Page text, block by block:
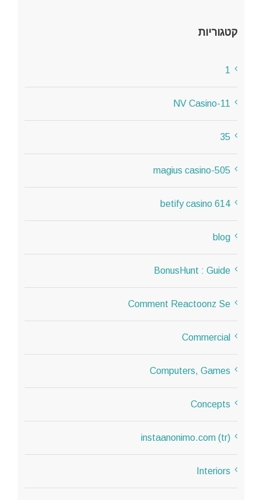
קטגוריות
1
11-NV Casino
35
505-magius casino
614 betify casino
blog
BonusHunt : Guide
Comment Reactoonz Se
Commercial
Computers, Games
Concepts
instaanonimo.com (tr)
Interiors